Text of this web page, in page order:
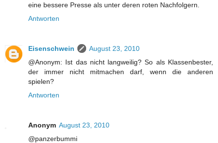
eine bessere Presse als unter deren roten Nachfolgern.
Antworten
Eisenschwein
August 23, 2010
@Anonym: Ist das nicht langweilig? So als Klassenbester,
der immer nicht mitmachen darf, wenn die anderen
spielen?
Antworten
Anonym August 23, 2010
@panzerbummi